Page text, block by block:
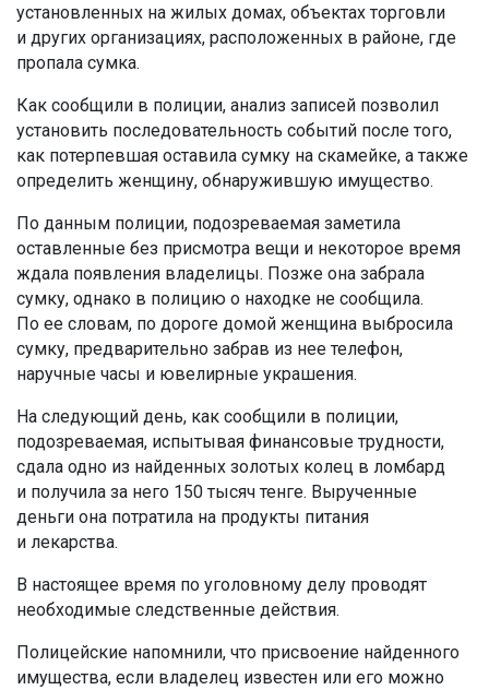
установленных на жилых домах, объектах торговли
и других организациях, расположенных в районе, где
пропала сумка.
Как сообщили в полиции, анализ записей позволил
установить последовательность событий после того,
как потерпевшая оставила сумку на скамейке, а также
определить женщину, обнаружившую имущество.
По данным полиции, подозреваемая заметила
оставленные без присмотра вещи и некоторое время
ждала появления владелицы. Позже она забрала
сумку, однако в полицию о находке не сообщила.
По ее словам, по дороге домой женщина выбросила
сумку, предварительно забрав из нее телефон,
наручные часы и ювелирные украшения.
На следующий день, как сообщили в полиции,
подозреваемая, испытывая финансовые трудности,
сдала одно из найденных золотых колец в ломбард
и получила за него 150 тысяч тенге. Вырученные
деньги она потратила на продукты питания
и лекарства.
В настоящее время по уголовному делу проводят
необходимые следственные действия.
Полицейские напомнили, что присвоение найденного
имущества, если владелец известен или его можно